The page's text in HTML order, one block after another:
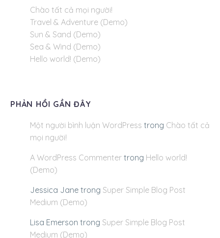
Chào tất cả mọi người!
Travel & Adventure (Demo)
Sun & Sand (Demo)
Sea & Wind (Demo)
Hello world! (Demo)
PHẢN HỒI GẦN ĐÂY
Một người bình luận WordPress trong Chào tất cả
mọi người!
A WordPress Commenter trong Hello world!
(Demo)
Jessica Jane trong Super Simple Blog Post
Medium (Demo)
Lisa Emerson trong Super Simple Blog Post
Medium (Demo)